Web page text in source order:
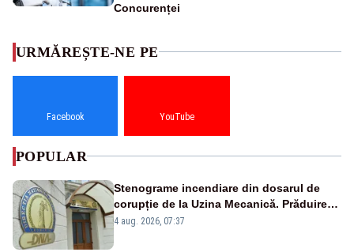
Concurenței
URMĂREȘTE-NE PE
Facebook YouTube
POPULAR
Stenograme incendiare din dosarul de
corupție de la Uzina Mecanică. Prăduirea
banilor din programul SAFE, interceptată
4 aug. 2026, 07:37